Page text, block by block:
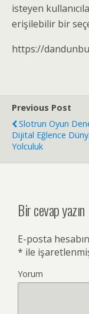
isteyen
erişilebilir bir
https://
Previous Post
Slotrun Oyun
Dijital Eğlence
Yolculuk
Bir cevap yazın
E-posta
* ile
Yorum